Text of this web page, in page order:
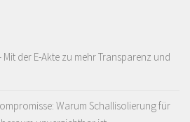
der E-Akte zu mehr Transparenz und
Warum Schallisolierung für